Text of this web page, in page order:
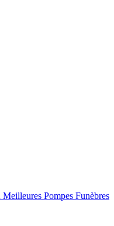
Pompes Funèbres